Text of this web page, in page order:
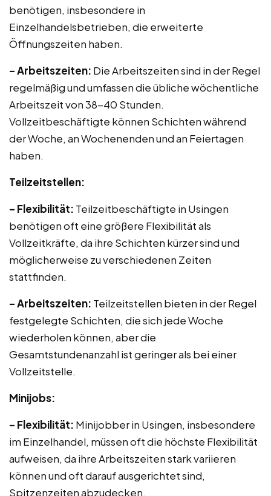
benötigen, insbesondere in
Einzelhandelsbetrieben, die erweiterte
Öffnungszeiten haben.
– Arbeitszeiten: Die Arbeitszeiten sind in der Regel
regelmäßig und umfassen die übliche wöchentliche
Arbeitszeit von 38-40 Stunden.
Vollzeitbeschäftigte können Schichten während
der Woche, an Wochenenden und an Feiertagen
haben.
Teilzeitstellen:
– Flexibilität: Teilzeitbeschäftigte in Usingen
benötigen oft eine größere Flexibilität als
Vollzeitkräfte, da ihre Schichten kürzer sind und
möglicherweise zu verschiedenen Zeiten
stattfinden.
– Arbeitszeiten: Teilzeitstellen bieten in der Regel
festgelegte Schichten, die sich jede Woche
wiederholen können, aber die
Gesamtstundenanzahl ist geringer als bei einer
Vollzeitstelle.
Minijobs:
– Flexibilität: Minijobber in Usingen, insbesondere
im Einzelhandel, müssen oft die höchste Flexibilität
aufweisen, da ihre Arbeitszeiten stark variieren
können und oft darauf ausgerichtet sind,
Spitzenzeiten abzudecken.